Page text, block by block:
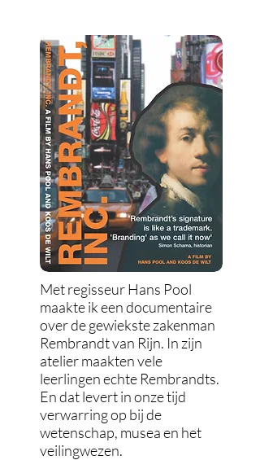
Met regisseur Hans Pool
maakte ik een documentaire
over de gewiekste zakenman
Rembrandt van Rijn. In zijn
atelier maakten vele
leerlingen echte Rembrandts.
En dat levert in onze tijd
verwarring op bij de
wetenschap, musea en het
veilingwezen.